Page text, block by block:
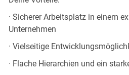
· Sicherer Arbeitsplatz in einem
Unternehmen
· Vielseitige
· Flache Hierarchien und ein